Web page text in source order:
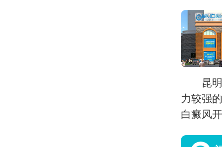
昆
力较强
白癜风